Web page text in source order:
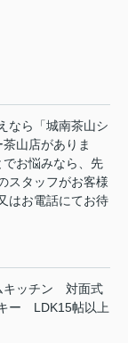
なら「城南茶山シ
山店がありま
お悩みなら、先
スタッフがお客様
はお電話にてお待
キッチン
対面式
ー LDK15帖以上